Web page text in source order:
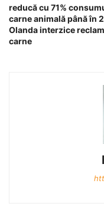
reducă cu 71%
carne animală până în
Olanda interzice
carne